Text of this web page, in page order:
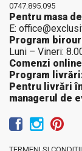
0747.895.095
Pentru masa
E:
Program
Luni – Vineri:
Comenzi
Program
Pentru livrări
managerul de